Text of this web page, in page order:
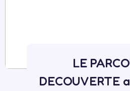
LE
DECOUVERTE